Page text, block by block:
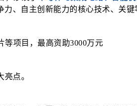
、自主创新能力的核心技术、关键
点。